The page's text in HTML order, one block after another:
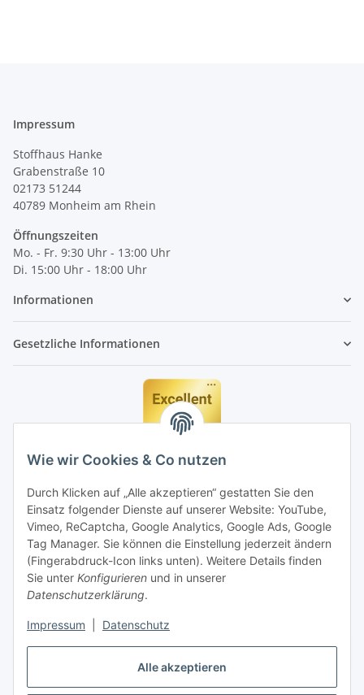
Alle akzeptieren
Wie wir Cookies & Co nutzen
Durch Klicken auf „Alle akzeptieren“ gestatten Sie den
Einsatz folgender Dienste auf unserer Website: YouTube,
Vimeo, ReCaptcha, Google Analytics, Google Ads, Google
Tag Manager. Sie können die Einstellung jederzeit ändern
(Fingerabdruck-Icon links unten). Weitere Details finden
Sie unter Konfigurieren und in unserer
Datenschutzerklärung.
Impressum Datenschutz
Impressum
Stoffhaus Hanke
Grabenstraße 10
02173 51244
40789 Monheim am Rhein
Öffnungszeiten
Mo. - Fr. 9:30 Uhr - 13:00 Uhr
Di. 15:00 Uhr - 18:00 Uhr
Informationen
Gesetzliche Informationen
Vertrag widerrufen